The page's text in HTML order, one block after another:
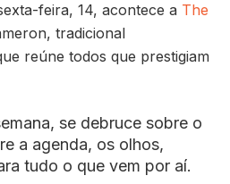
feira, 14, acontece a The
tradicional
reúne todos que prestigiam
se debruce sobre o
a agenda, os olhos,
tudo o que vem por aí.